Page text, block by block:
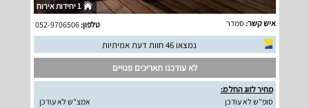
1 יחידות אירוח
איש קשר:סמדר טלפון:052-9706506
נמצאו 46 חוות דעת אמיתיות
לא עודכנו תאריכים פנויים
מחיר לזוג החל מ:
סופ"ש לא עודכן
אמצ"ש לא עודכן